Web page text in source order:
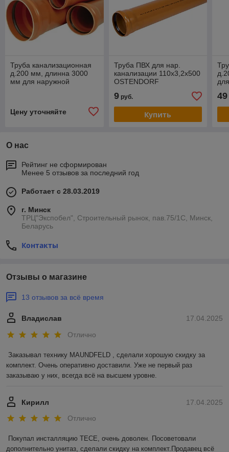
Труба канализационная
д.200 мм, длинна 3000
мм для наружной
Цену уточняйте
Труба ПВХ для нар.
канализации 110х3,2х500
OSTENDORF
9руб.
Купить
49
О нас
Рейтинг не сформирован
Менее 5 отзывов за последний год
Работает с 28.03.2019
г. Минск
ТРЦ"Экспобел", Строительный рынок, пав.75/1С, Минск,
Беларусь
Контакты
Отзывы о магазине
13 отзывов за всё время
17.04.2025
Владислав
Отлично
Заказывал технику MAUNDFELD , сделали хорошую скидку за
комплект. Очень оперативно доставили. Уже не первый раз
заказываю у них, всегда всё на высшем уровне.
17.04.2025
Кирилл
Отлично
Покупал инсталляцию TECE, очень доволен. Посоветовали
дополнительно унитаз, сделали скидку на комплект.Продавец всё